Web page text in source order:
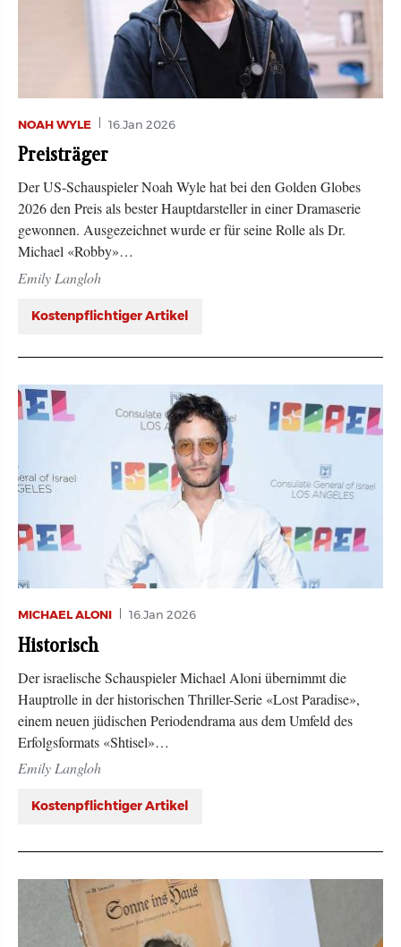
NOAH WYLE 16.Jan 2026
Preisträger
Der US-Schauspieler Noah Wyle hat bei den Golden Globes
2026 den Preis als bester Hauptdarsteller in einer Dramaserie
gewonnen. Ausgezeichnet wurde er für seine Rolle als Dr.
Michael «Robby»…
Emily Langloh
Kostenpflichtiger Artikel
MICHAEL ALONI 16.Jan 2026
Historisch
Der israelische Schauspieler Michael Aloni übernimmt die
Hauptrolle in der historischen Thriller-Serie «Lost Paradise»,
einem neuen jüdischen Periodendrama aus dem Umfeld des
Erfolgsformats «Shtisel»…
Emily Langloh
Kostenpflichtiger Artikel